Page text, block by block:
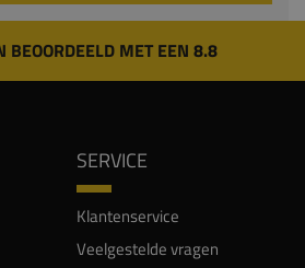
BEOORDEELD MET EEN 8.8
SERVICE
Klantenservice
Veelgestelde vragen